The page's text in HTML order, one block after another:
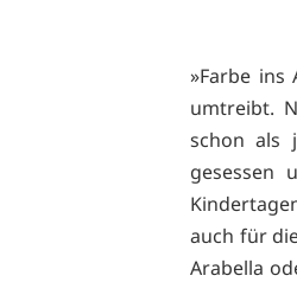
»Farbe ins
umtreibt.
schon als
gesessen
auch für
Arabella